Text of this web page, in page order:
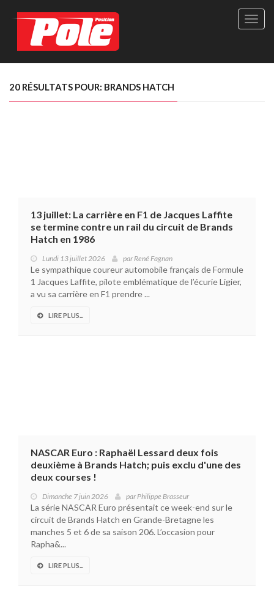
Site
Le
20 RÉSULTATS POUR: BRANDS HATCH
13 juillet: La carrière en F1 de Jacques Laffite
se termine contre un rail du circuit de Brands
Hatch en 1986
Lundi 13 juillet 2026 parRené Fagnan
Le sympathique coureur automobile français de Formule
1 Jacques Laffite, pilote emblématique de l’écurie Ligier,
a vu sa carrière en F1 prendre ...
LIRE PLUS...
NASCAR Euro : Raphaël Lessard deux fois
deuxième à Brands Hatch; puis exclu d'une des
deux courses !
Dimanche 7 juin 2026 parPhilippe Brasseur
La série NASCAR Euro présentait ce week-end sur le
circuit de Brands Hatch en Grande-Bretagne les
manches 5 et 6 de sa saison 206. L’occasion pour
Rapha&...
LIRE PLUS...